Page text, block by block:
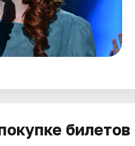
билетов